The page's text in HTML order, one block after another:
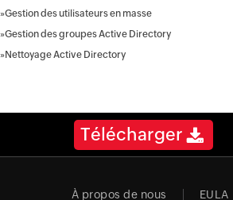
»Gestion des utilisateurs en masse
»Gestion des groupes Active Directory
» Nettoyage Active Directory
Télécharger
À propos de nous EULA